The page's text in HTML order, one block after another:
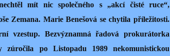
mít nic společného s „akcí čisté ruce“,
Zemana. Marie Benešová se chytila příležitosti.
vzestup. Bezvýznamná řadová prokurátorka
zúročila po Listopadu 1989 nekomunistickou